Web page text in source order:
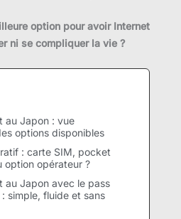
option pour avoir Internet
ni se compliquer la vie ?
au Japon : vue
options disponibles
: carte SIM, pocket
option opérateur ?
au Japon avec le pass
simple, fluide et sans